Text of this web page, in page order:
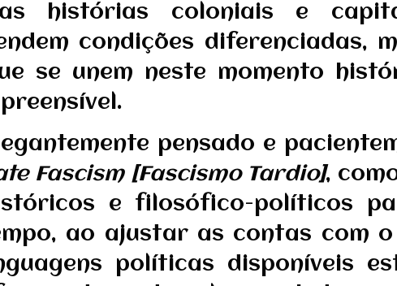
histórias coloniais e
condições diferenciadas,
se unem neste momento
pensado e
Fascism [Fascismo Tardio],
e filosófico-políticos
ao ajustar as contas com
políticas disponíveis